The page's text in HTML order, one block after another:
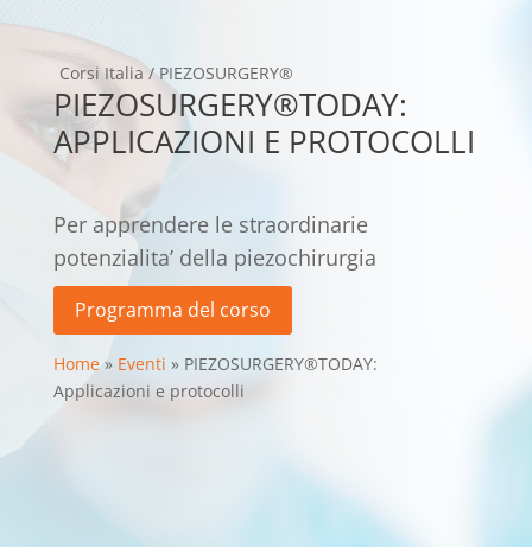
Corsi Italia/ PIEZOSURGERY®
PIEZOSURGERY®TODAY:
APPLICAZIONI E PROTOCOLLI
Per apprendere le straordinarie
potenzialita’ della piezochirurgia
Programma del corso
Home» Eventi » PIEZOSURGERY®TODAY:
Applicazioni e protocolli